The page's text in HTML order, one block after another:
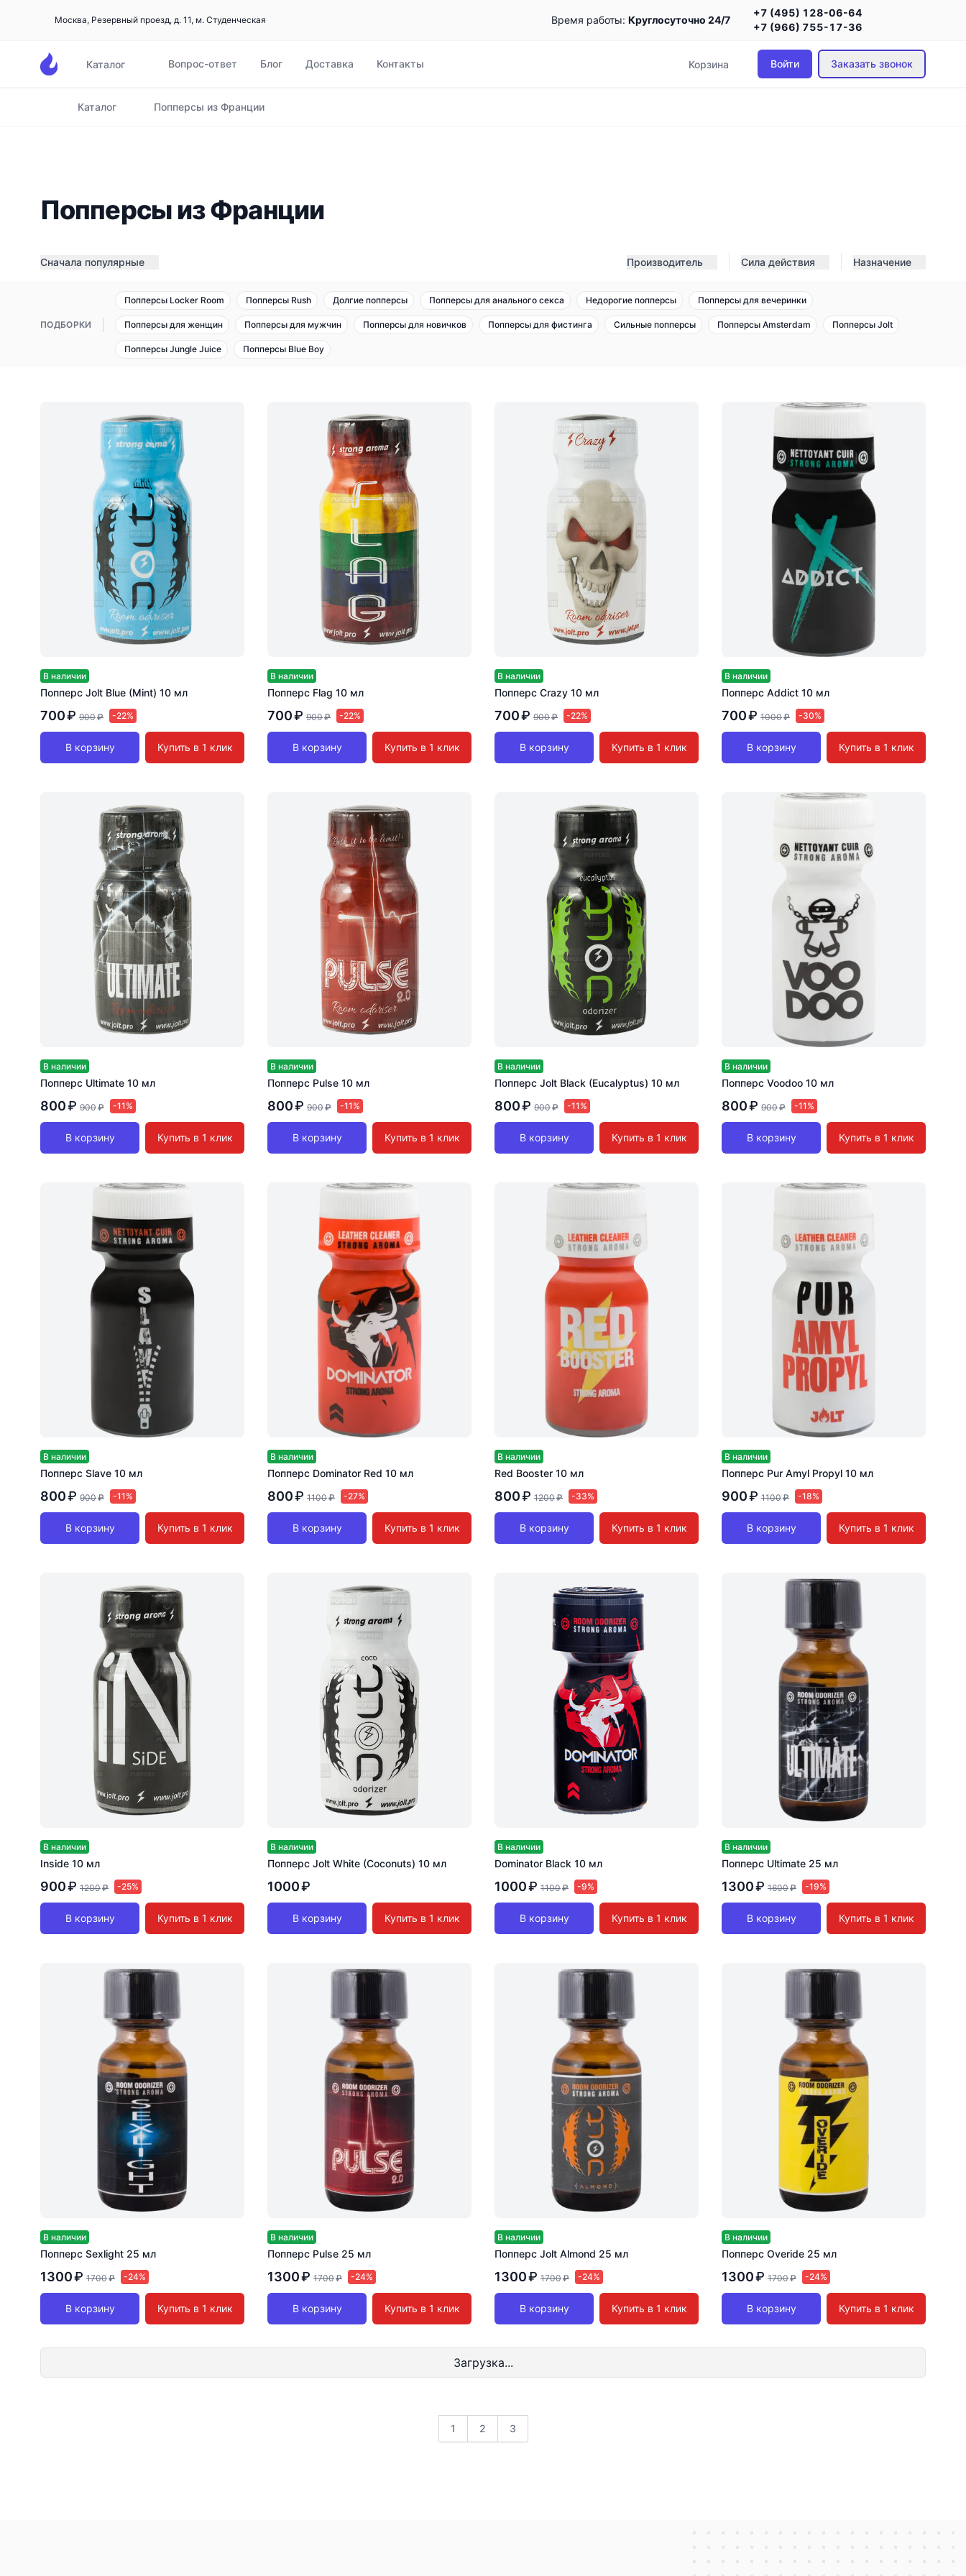
Москва, Резервный проезд, д. 11, м. Студенческая Время работы: Круглосуточно 24/7
+7 (495) 128-06-64
+7 (966) 755-17-36
Каталог Вопрос-ответ Блог Доставка Контакты Корзина Войти Заказать звонок
Главная
Каталог Попперсы из Франции
Попперсы из Франции
Сначала популярные Производитель Сила действия Назначение
ПОДБОРКИ
Попперсы Locker Room Попперсы Rush Долгие попперсы Попперсы для анального секса Недорогие попперсы Попперсы для вечеринки
Попперсы для женщин Попперсы для мужчин Попперсы для новичков Попперсы для фистинга Сильные попперсы Попперсы Amsterdam Попперсы Jolt
Попперсы Jungle Juice Попперсы Blue Boy
В наличии
Попперс Jolt Blue (Mint) 10 мл
700₽ 900₽ -22%
В корзину Купить в 1 клик
В наличии
Попперс Flag 10 мл
700₽ 900₽ -22%
В корзину Купить в 1 клик
В наличии
Попперс Crazy 10 мл
700₽ 900₽ -22%
В корзину Купить в 1 клик
В наличии
Попперс Addict 10 мл
700₽ 1000₽ -30%
В корзину Купить в 1 клик
В наличии
Попперс Ultimate 10 мл
800₽ 900₽ -11%
В корзину Купить в 1 клик
В наличии
Попперс Pulse 10 мл
800₽ 900₽ -11%
В корзину Купить в 1 клик
В наличии
Попперс Jolt Black (Eucalyptus) 10 мл
800₽ 900₽ -11%
В корзину Купить в 1 клик
В наличии
Попперс Voodoo 10 мл
800₽ 900₽ -11%
В корзину Купить в 1 клик
В наличии
Попперс Slave 10 мл
800₽ 900₽ -11%
В корзину Купить в 1 клик
В наличии
Попперс Dominator Red 10 мл
800₽ 1100₽ -27%
В корзину Купить в 1 клик
В наличии
Red Booster 10 мл
800₽ 1200₽ -33%
В корзину Купить в 1 клик
В наличии
Попперс Pur Amyl Propyl 10 мл
900₽ 1100₽ -18%
В корзину Купить в 1 клик
В наличии
Inside 10 мл
900₽ 1200₽ -25%
В корзину Купить в 1 клик
В наличии
Попперс Jolt White (Coconuts) 10 мл
1000₽
В корзину Купить в 1 клик
В наличии
Dominator Black 10 мл
1000₽ 1100₽ -9%
В корзину Купить в 1 клик
В наличии
Попперс Ultimate 25 мл
1300₽ 1600₽ -19%
В корзину Купить в 1 клик
В наличии
Попперс Sexlight 25 мл
1300₽ 1700₽ -24%
В корзину Купить в 1 клик
В наличии
Попперс Pulse 25 мл
1300₽ 1700₽ -24%
В корзину Купить в 1 клик
В наличии
Попперс Jolt Almond 25 мл
1300₽ 1700₽ -24%
В корзину Купить в 1 клик
В наличии
Попперс Overide 25 мл
1300₽ 1700₽ -24%
В корзину Купить в 1 клик
Загрузка...
1 2 3